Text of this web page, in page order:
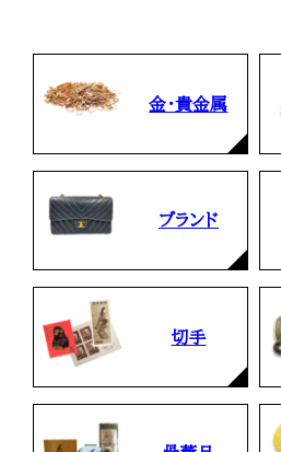
金・貴金属
ブランド
切手